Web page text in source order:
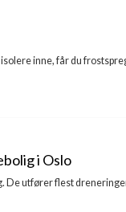
inne, får du
i Oslo
De utfører flest